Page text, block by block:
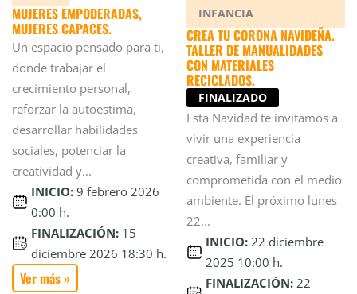
MUJERES EMPODERADAS,
MUJERES CAPACES.
Un espacio pensado para ti,
donde trabajar el
crecimiento personal,
reforzar la autoestima,
desarrollar habilidades
sociales, potenciar la
creatividad y...
INICIO: 9 febrero 2026
0:00 h.
FINALIZACIÓN: 15
diciembre 2026 18:30 h.
Ver más »
INFANCIA
CREA TU CORONA NAVIDEÑA.
TALLER DE MANUALIDADES
CON MATERIALES
RECICLADOS.
FINALIZADO
Esta Navidad te invitamos a
vivir una experiencia
creativa, familiar y
comprometida con el medio
ambiente. El próximo lunes
22...
INICIO: 22 diciembre
2025 10:00 h.
FINALIZACIÓN: 22